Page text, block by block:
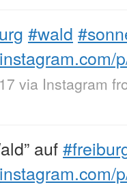
#wald
instagram.com/
via Instagram
auf
instagram.com/